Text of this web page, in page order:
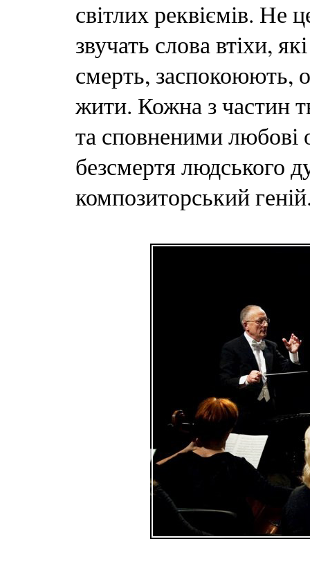
світлих реквіємів.
звучать слова втіхи,
смерть, заспокоюють,
жити. Кожна з частин
та сповненими любові
безсмертя людського
композиторський